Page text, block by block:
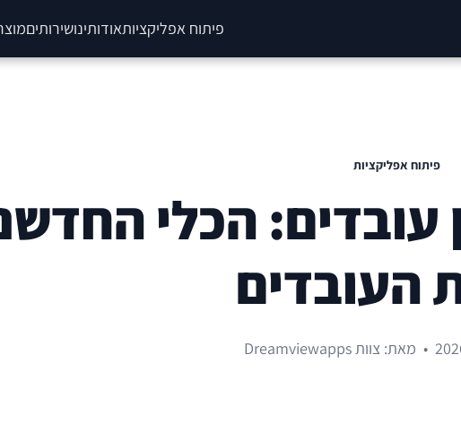
פיתוח אפליקציותאודותינושירותים
פיתוח אפליקציות
הכלי
העובדים
• מאת: צוות Dreamviewapps